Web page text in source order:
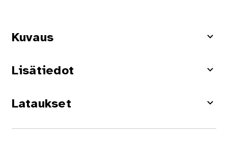
Kuvaus
Lisätiedot
Lataukset